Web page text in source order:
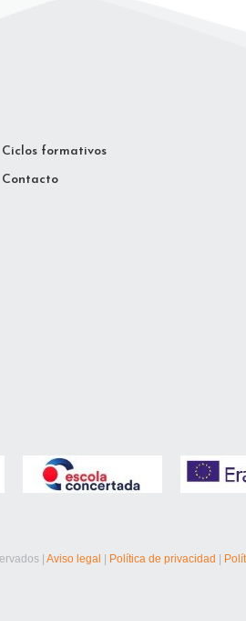
Ciclos formativos
Contacto
|Aviso legal Política de privacidad